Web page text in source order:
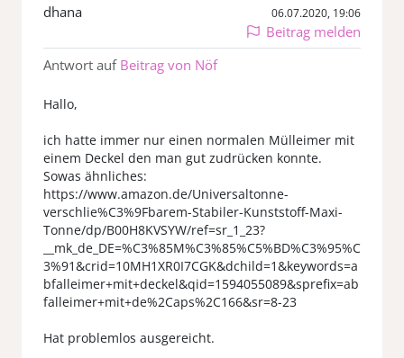
dhana 06.07.2020, 19:06
Beitrag melden
Antwort auf Beitrag von Nöf
Hallo,
ich hatte immer nur einen normalen Mülleimer mit
einem Deckel den man gut zudrücken konnte.
Sowas ähnliches:
https://www.amazon.de/Universaltonne-
verschlie%C3%9Fbarem-Stabiler-Kunststoff-Maxi-
Tonne/dp/B00H8KVSYW/ref=sr_1_23?
__mk_de_DE=%C3%85M%C3%85%C5%BD%C3%95%C
3%91&crid=10MH1XR0I7CGK&dchild=1&keywords=a
bfalleimer+mit+deckel&qid=1594055089&sprefix=ab
falleimer+mit+de%2Caps%2C166&sr=8-23
Hat problemlos ausgereicht.